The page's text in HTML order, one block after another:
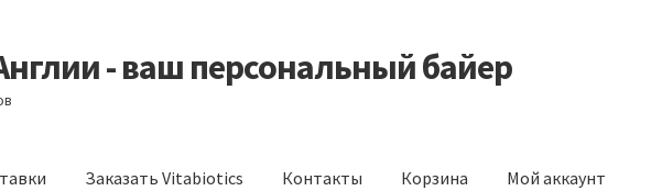
- ваш персональный байер
Заказать Vitabiotics Контакты Корзина Мой аккаунт